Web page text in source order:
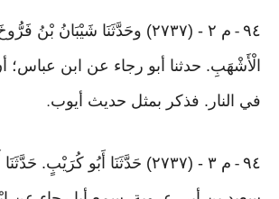
٩٤ -
م ٢ - (٢٧٣٧) وحَدَّثَنَا شَيْبَانُ بْنُ
الْأَشْهَبِ. حدثنا أبو رجاء عن ابن عباس؛
في النار. فذكر بمثل حديث أيوب.
٩٤ -
م ٣ - (٢٧٣٧) حَدَّثَنَا أَبُو كُرَيْبٍ.